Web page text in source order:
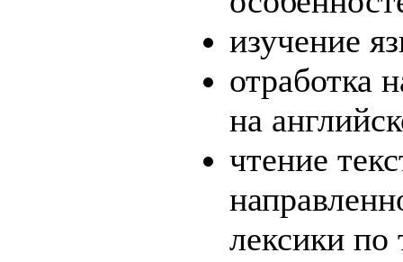
изучение
отработка
на
чтение
лексики по